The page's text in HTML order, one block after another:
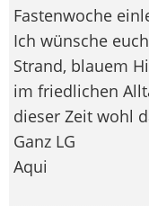
Fastenwoche
Ich wünsche
Strand, blauem
im friedlichen
dieser Zeit wohl
Ganz LG
Aqui